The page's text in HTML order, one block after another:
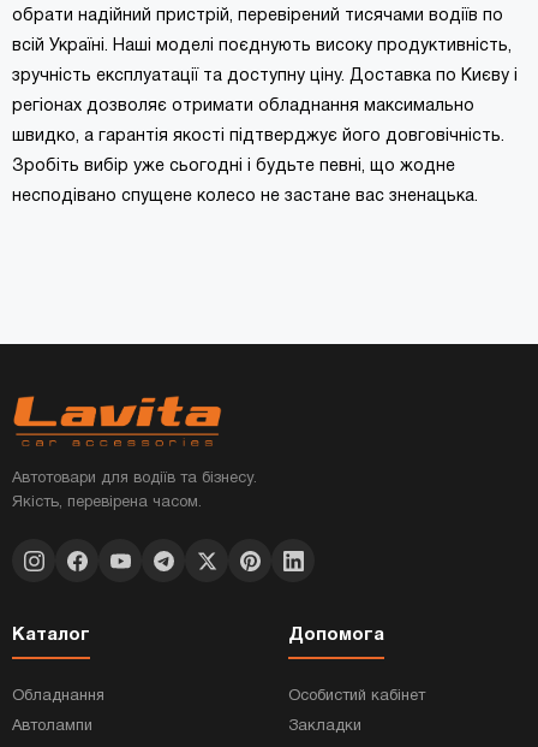
обрати надійний пристрій, перевірений тисячами водіїв по
всій Україні. Наші моделі поєднують високу продуктивність,
зручність експлуатації та доступну ціну. Доставка по Києву і
регіонах дозволяє отримати обладнання максимально
швидко, а гарантія якості підтверджує його довговічність.
Зробіть вибір уже сьогодні і будьте певні, що жодне
несподівано спущене колесо не застане вас зненацька.
Автотовари для водіїв та бізнесу.
Якість, перевірена часом.
Каталог
Обладнання
Автолампи
Допомога
Особистий кабінет
Закладки